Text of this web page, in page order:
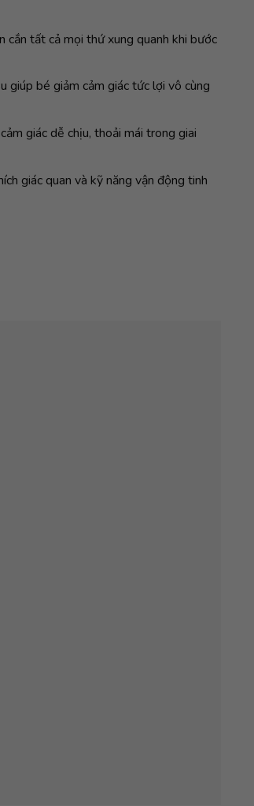
cắn tất cả mọi thứ xung quanh khi bước
giúp bé giảm cảm giác tức lợi vô cùng
giác dễ chịu, thoải mái trong giai
giác quan và kỹ năng vận động tinh